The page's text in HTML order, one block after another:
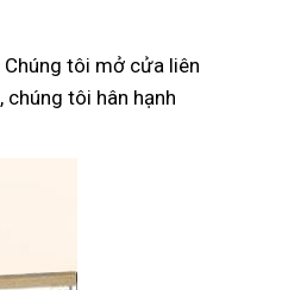
tôi mở cửa liên
tôi hân hạnh